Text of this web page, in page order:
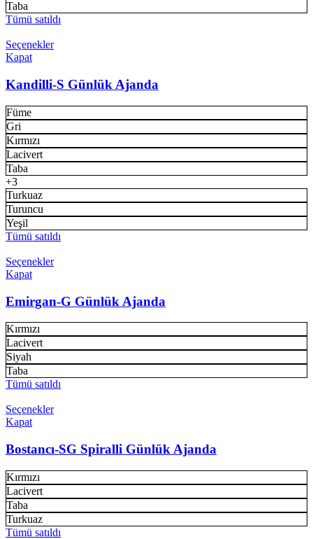
Taba
Tümü satıldı
Seçenekler
Kapat
Kandilli-S Günlük Ajanda
Füme
Gri
Kırmızı
Lacivert
Taba
+3
Turkuaz
Turuncu
Yeşil
Tümü satıldı
Seçenekler
Kapat
Emirgan-G Günlük Ajanda
Kırmızı
Lacivert
Siyah
Taba
Tümü satıldı
Seçenekler
Kapat
Bostancı-SG Spiralli Günlük Ajanda
Kırmızı
Lacivert
Taba
Turkuaz
Tümü satıldı